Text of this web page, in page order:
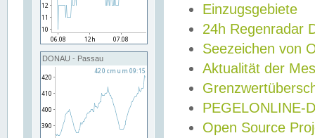
DONAU - Passau
Einzugsgebiete
24h Regenradar
Seezeichen von
Aktualität der
PEGELONLINE-
Open Source